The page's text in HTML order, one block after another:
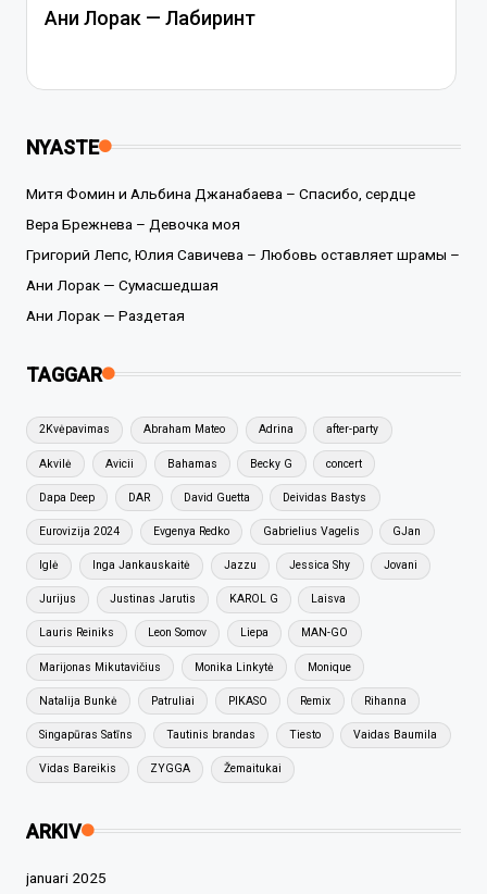
Ани Лорак — Лабиринт
NYASTE
Митя Фомин и Альбина Джанабаева – Спасибо, сердце
Вера Брежнева – Девочка моя
Григорий Лепс, Юлия Савичева – Любовь оставляет шрамы –
Ани Лорак — Сумасшедшая
Ани Лорак — Раздетая
TAGGAR
2Kvėpavimas Abraham Mateo Adrina after-party
Akvilė Avicii Bahamas Becky G concert
Dapa Deep DAR David Guetta Deividas Bastys
Eurovizija 2024 Evgenya Redko Gabrielius Vagelis GJan
Iglė Inga Jankauskaitė Jazzu Jessica Shy Jovani
Jurijus Justinas Jarutis KAROL G Laisva
Lauris Reiniks Leon Somov Liepa MAN-GO
Marijonas Mikutavičius Monika Linkytė Monique
Natalija Bunkė Patruliai PIKASO Remix Rihanna
Singapūras Satīns Tautinis brandas Tiesto Vaidas Baumila
Vidas Bareikis ZYGGA Žemaitukai
ARKIV
januari 2025